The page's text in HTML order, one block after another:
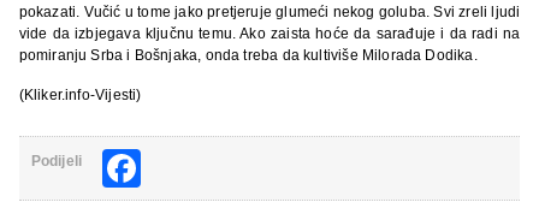
pokazati. Vučić u tome jako pretjeruje glumeći nekog goluba. Svi zreli ljudi
vide da izbjegava ključnu temu. Ako zaista hoće da sarađuje i da radi na
pomiranju Srba i Bošnjaka, onda treba da kultiviše Milorada Dodika.
(Kliker.info-Vijesti)
Podijeli